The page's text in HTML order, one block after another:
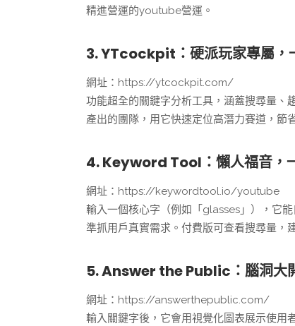
精進營運的youtube營運。
3. YTcockpit：硬派玩家專屬，
網址：https://ytcockpit.com/
功能超全的關鍵字分析工具，涵蓋搜尋量、
產出的團隊，用它快速定位高潛力賽道，節
4. Keyword Tool：懶人福音，
網址：https://keywordtool.io/youtube
輸入一個核心字（例如「glasses」），它
準抓用戶真實需求。付費版可查看搜尋量，
5. Answer the Public：腦洞大
網址：https://answerthepublic.com/
輸入關鍵字後，它會用視覺化圖表展示使用